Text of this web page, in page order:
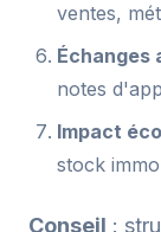
ventes,
Échanges
notes
Impact
stock
Conseil :